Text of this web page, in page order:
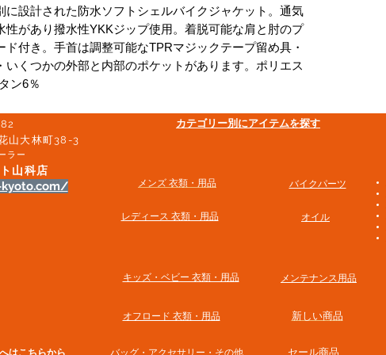
に設計された防水ソフトシェルバイクジャケット。通気
性があり撥水性YKKジップ使用。着脱可能な肩と肘のプ
ド付き。手首は調整可能なTPRマジックテープ留め具・
いくつかの外部と内部のポケットがあります。ポリエス
ン6％
山大林町38-3​
ラー
山科店
はこちらから
​カテゴリー別にアイテムを探す
メンズ 衣類・用品
​レディース 衣類・用品
バイクパーツ
オイル
​キッズ・ベビー 衣類・用品
オフロード 衣類・用品
​バッグ・アクセサリー・その他
メンテナンス用品
新しい商品
​セール商品